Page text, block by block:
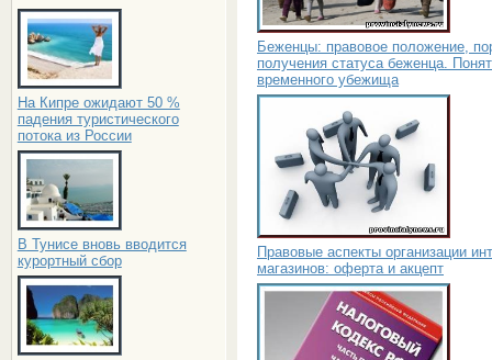
На Кипре ожидают 50 %
падения туристического
потока из России
В Тунисе вновь вводится
курортный сбор
Беженцы: правовое положение,
получения статуса беженца.
временного убежища
Правовые аспекты организации
магазинов: оферта и акцепт